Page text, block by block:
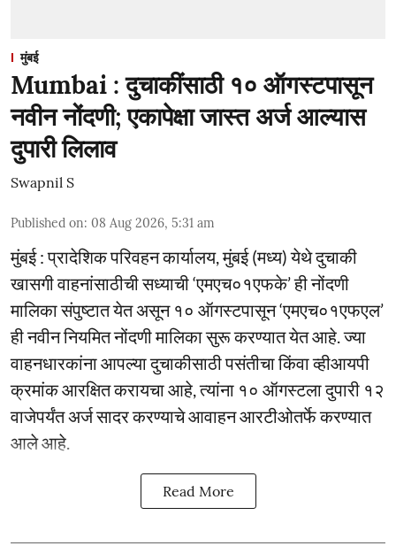
मुंबई
Mumbai : दुचाकींसाठी १० ऑगस्टपासून
नवीन नोंदणी; एकापेक्षा जास्त अर्ज आल्यास
दुपारी लिलाव
Swapnil S
Published on: 08 Aug 2026, 5:31 am
मुंबई : प्रादेशिक परिवहन कार्यालय, मुंबई (मध्य) येथे दुचाकी
खासगी वाहनांसाठीची सध्याची ‘एमएच०१एफके’ ही नोंदणी
मालिका संपुष्टात येत असून १० ऑगस्टपासून ‘एमएच०१एफएल’
ही नवीन नियमित नोंदणी मालिका सुरू करण्यात येत आहे. ज्या
वाहनधारकांना आपल्या दुचाकीसाठी पसंतीचा किंवा व्हीआयपी
क्रमांक आरक्षित करायचा आहे, त्यांना १० ऑगस्टला दुपारी १२
वाजेपर्यंत अर्ज सादर करण्याचे आवाहन आरटीओतर्फे करण्यात
आले आहे.
Read More